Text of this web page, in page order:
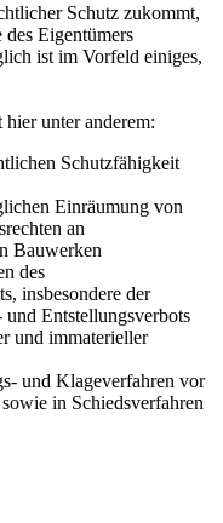
Schutz zukommt,
Eigentümers
ist im Vorfeld einiges,
unter anderem:
Schutzfähigkeit
Einräumung von
an
Bauwerken
des
insbesondere der
Entstellungsverbots
und immaterieller
und Klageverfahren vor
in Schiedsverfahren